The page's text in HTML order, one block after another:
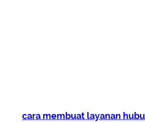
cara membuat layanan